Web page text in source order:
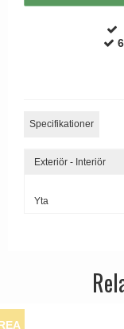
Specifikationer
Exteriör - Interiör
Yta